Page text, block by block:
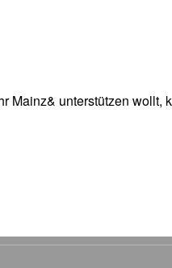
Mainz& unterstützen wollt,